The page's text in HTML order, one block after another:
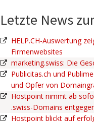
Letzte News
HELP.CH-Auswertung
Firmenwebsites
marketing.swiss: Die
Publicitas.ch und
und Opfer von
Hostpoint nimmt ab
.swiss-Domains
Hostpoint blickt auf